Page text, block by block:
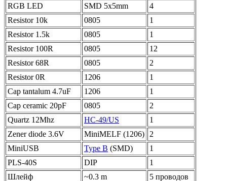
RGB LED
SMD 5x5mm
4
Resistor 10k
0805
1
Resistor 1.5k
0805
1
Resistor 100R
0805
12
Resistor 68R
0805
2
Resistor 0R
1206
1
Cap tantalum 4.7uF
1206
1
Cap ceramic 20pF
0805
2
Quartz 12Mhz
HC-49/US
1
Zener diode 3.6V
MiniMELF (1206)
2
MiniUSB
Type B (SMD)
1
PLS-40S
DIP
1
Шлейф
~0.3 m
5 проводов